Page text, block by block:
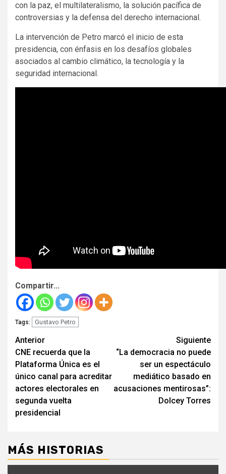
con la paz, el multilateralismo, la solución pacífica de
controversias y la defensa del derecho internacional.
La intervención de Petro marcó el inicio de esta
presidencia, con énfasis en los desafíos globales
asociados al cambio climático, la tecnología y la
seguridad internacional.
Compartir...
Tags: Gustavo Petro
Seguir
leyendo
Anterior
CNE recuerda que la
Plataforma Única es el
único canal para acreditar
actores electorales en
segunda vuelta
presidencial
Siguiente
“La democracia no puede
ser un espectáculo
mediático basado en
acusaciones mentirosas”:
Dolcey Torres
MÁS HISTORIAS